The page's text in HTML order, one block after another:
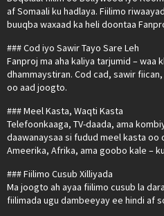
af Somaali ku hadlaya. Fiilimo
buuqba waxaad ka heli doontaa
### Cod iyo Sawir Tayo Sare Leh
Fanproj ma aha kaliya tarjumid – waa
dhammaystiran. Cod cad, sawir
oo aad joogto.
### Meel Kasta, Waqti Kasta
Telefoonkaaga, TV-daada, ama
daawanaysaa si fudud meel kasta oo
Ameerika, Afrika, ama goobo kale –
### Fiilimo Cusub Xilliyada
Ma joogto ah ayaa fiilimo cusub la
fiilimada ugu dambeeyay ee hindi af